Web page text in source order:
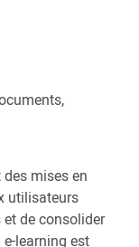
mises en
utilisateurs
de consolider
learning est